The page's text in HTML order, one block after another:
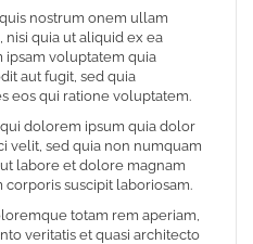
nostrum onem ullam
quia ut aliquid ex ea
voluptatem quia
aut fugit, sed quia
eos qui ratione voluptatem.
dolorem ipsum quia dolor
velit, sed quia non numquam
labore et dolore magnam
suscipit laboriosam.
totam rem aperiam,
veritatis et quasi architecto